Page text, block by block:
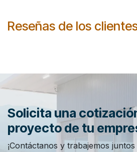
Reseñas de los
Solicita una
proyecto de tu
¡Contáctanos y trabajemos